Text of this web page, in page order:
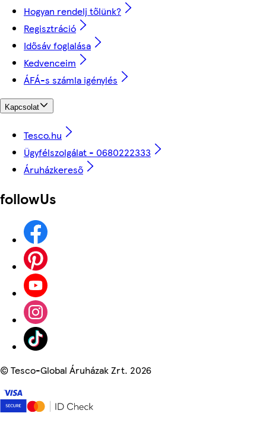
Hogyan rendelj tőlünk?
Regisztráció
Idősáv foglalása
Kedvenceim
ÁFÁ-s számla igénylés
Kapcsolat
Tesco.hu
Ügyfélszolgálat - 0680222333
Áruházkereső
followUs
©Tesco-Global Áruházak Zrt. 2026